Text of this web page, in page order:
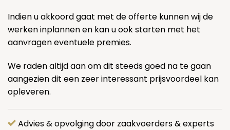
Indien u akkoord gaat met de offerte kunnen wij de
werken inplannen en kan u ook starten met het
aanvragen eventuele premies.
We raden altijd aan om dit steeds goed na te gaan
aangezien dit een zeer interessant prijsvoordeel kan
opleveren.
Advies & opvolging door zaakvoerders & experts